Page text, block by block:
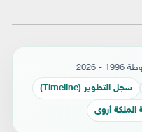
سجل التطوير (Timeline)
الملكة أروى